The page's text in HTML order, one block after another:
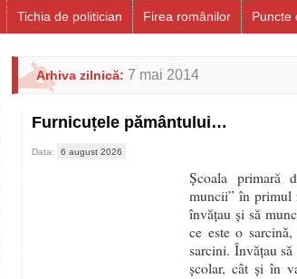
Tichia de politician Firea românilor Puncte
Arhiva zilnică: 7 mai 2014
Furnicuțele pământului…
Data: 6 august 2026
Școala primară
muncii” în primul
învățau și să
ce este o
sarcini. Învățau
școlar, cât și în